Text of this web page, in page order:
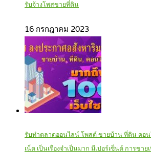
รับจ้างโพสขายที่ดิน
16 กรกฎาคม 2023
รับทำตลาดออนไลน์ โพสต์ ขายบ้าน ที่ดิน คอ
เน็ต เป็นเรื่องจำเป็นมาก มีเปอร์เซ็นต์ การขาย